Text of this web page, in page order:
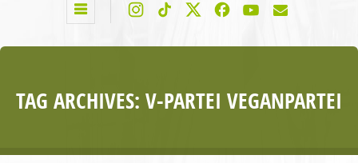
TAG ARCHIVES: V-PARTEI VEGANPARTEI